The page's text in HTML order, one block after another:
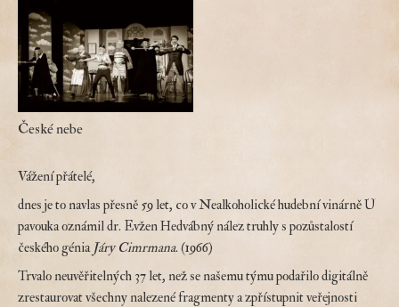
České nebe
Vážení přátelé,
dnes je to navlas přesně 59 let, co v Nealkoholické hudební vinárně U
pavouka oznámil dr. Evžen Hedvábný nález truhly s pozůstalostí
českého génia Járy Cimrmana. (1966)
Trvalo neuvěřitelných 37 let, než se našemu týmu podařilo digitálně
zrestaurovat všechny nalezené fragmenty a zpřístupnit veřejnosti